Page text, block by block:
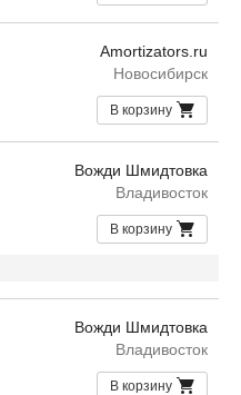
Amortizators.ru
Новосибирск
В корзину
Вожди Шмидтовка
Владивосток
В корзину
Вожди Шмидтовка
Владивосток
В корзину